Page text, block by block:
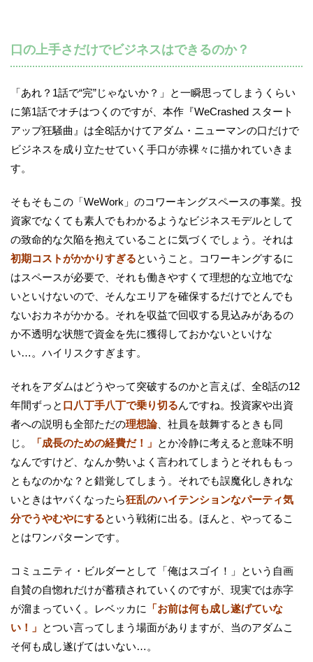
口の上手さだけでビジネスはできるのか？
「あれ？1話で“完”じゃないか？」と一瞬思ってしまうくらい
に第1話でオチはつくのですが、本作『WeCrashed スタート
アップ狂騒曲』は全8話かけてアダム・ニューマンの口だけで
ビジネスを成り立たせていく手口が赤裸々に描かれていきま
す。
そもそもこの「WeWork」のコワーキングスペースの事業。投
資家でなくても素人でもわかるようなビジネスモデルとして
の致命的な欠陥を抱えていることに気づくでしょう。それは
初期コストがかかりすぎるということ。コワーキングするに
はスペースが必要で、それも働きやすくて理想的な立地でな
いといけないので、そんなエリアを確保するだけでとんでも
ないおカネがかかる。それを収益で回収する見込みがあるの
か不透明な状態で資金を先に獲得しておかないといけな
い…。ハイリスクすぎます。
それをアダムはどうやって突破するのかと言えば、全8話の12
年間ずっと 口八丁手八丁で乗り切るんですね。投資家や出資
者への説明も全部ただの理想論、社員を鼓舞するときも同
じ。
「成長のための経費だ！」 とか冷静に考えると意味不明
なんですけど、なんか勢いよく言われてしまうとそれももっ
ともなのかな？と錯覚してしまう。それでも誤魔化しきれな
いときはヤバくなったら狂乱のハイテンションなパーティ気
分でうやむやにするという戦術に出る。ほんと、やってるこ
とはワンパターンです。
コミュニティ・ビルダーとして「俺はスゴイ！」という自画
自賛の自惚れだけが蓄積されていくのですが、現実では赤字
が溜まっていく。レベッカに
「お前は何も成し遂げていな
い！」 とつい言ってしまう場面がありますが、当のアダムこ
そ何も成し遂げてはいない…。